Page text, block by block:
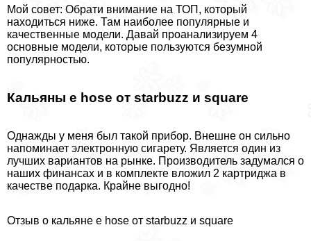
Мой совет: Обрати внимание на ТОП, который
находиться ниже. Там наиболее популярные и
качественные модели. Давай проанализируем 4
основные модели, которые пользуются безумной
популярностью.
Кальяны e hose от starbuzz и square
Однажды у меня был такой прибор. Внешне он сильно
напоминает электронную сигарету. Является один из
лучших вариантов на рынке. Производитель задумался о
наших финансах и в комплекте вложил 2 картриджа в
качестве подарка. Крайне выгодно!
Отзыв о кальяне e hose от starbuzz и square